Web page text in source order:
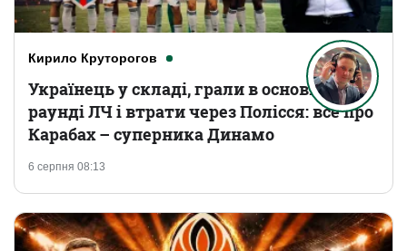
Кирило Круторогов
6 серпня 08:13
Українець у складі, грали в основному
раунді ЛЧ і втрати через Полісся: все про
Карабах – суперника Динамо